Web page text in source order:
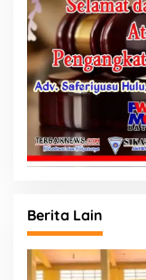
Berita Lain